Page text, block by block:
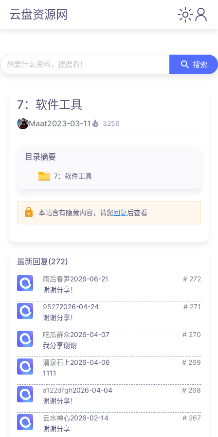
云盘资源网
想要什么资料，搜搜看！ 搜索
7：软件工具
Maat2023-03-11 3256
目录摘要
7：软件工具
本帖含有隐藏内容，请您回复后查看
最新回复(272)
雨后春笋2026-06-21
# 272
谢谢分享！
95272026-04-24
# 271
谢谢分享！
吃瓜群众2026-04-07
# 270
我分享谢谢
清泉石上2026-04-06
# 269
1111
a122dfgh2026-04-04
# 268
谢谢分享！
云水禅心2026-02-14
# 267
谢谢分享